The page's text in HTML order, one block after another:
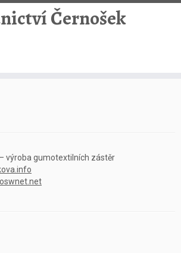
Černošek
výroba gumotextilních zástěr